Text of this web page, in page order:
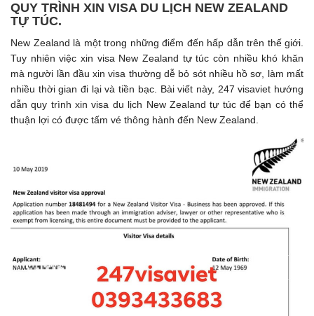
QUY TRÌNH XIN VISA DU LỊCH NEW ZEALAND
TỰ TÚC.
New Zealand là một trong những điểm đến hấp dẫn trên thế giới.
Tuy nhiên việc xin visa New Zealand tự túc còn nhiều khó khăn
mà người lần đầu xin visa thường dễ bỏ sót nhiều hồ sơ, làm mất
nhiều thời gian đi lại và tiền bạc. Bài viết này, 247 visaviet hướng
dẫn quy trình xin visa du lịch New Zealand tự túc để bạn có thể
thuận lợi có được tấm vé thông hành đến New Zealand.